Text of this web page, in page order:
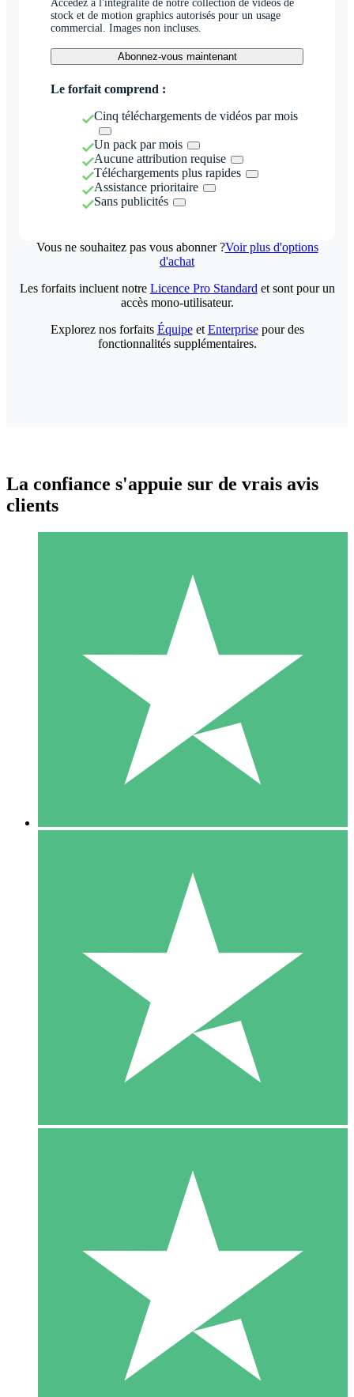
Accédez à l'intégralité de notre collection de vidéos de
stock et de motion graphics autorisés pour un usage
commercial. Images non incluses.
Abonnez-vous maintenant
Le forfait comprend :
Cinq téléchargements de vidéos par mois
Un pack par mois
Aucune attribution requise
Téléchargements plus rapides
Assistance prioritaire
Sans publicités
Vous ne souhaitez pas vous abonner ?Voir plus d'options
d'achat
Packs de Crédits Individuels
Payez à l'utilisation avec des crédits de téléchargement. Sans
1 Téléchargement
10 00
10 Téléchargements
20 00
Les forfaits incluent notre Licence Pro Standard et sont pour un
accès mono-utilisateur.
Explorez nos forfaits Équipeet Enterprisepour des
fonctionnalités supplémentaires.
La confiance s'appuie sur de vrais avis
clients